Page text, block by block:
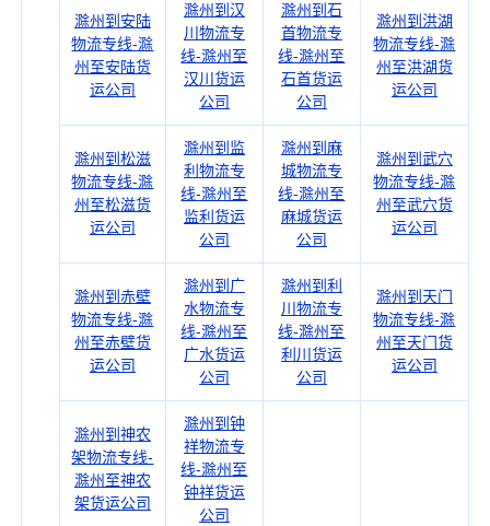
滁州到安陆
物流专线-滁
州至安陆货
运公司
滁州到汉
川物流专
线-滁州至
汉川货运
公司
滁州到石
首物流专
线-滁州至
石首货运
公司
滁州到洪湖
物流专线-滁
州至洪湖货
运公司
滁州到松滋
物流专线-滁
州至松滋货
运公司
滁州到监
利物流专
线-滁州至
监利货运
公司
滁州到麻
城物流专
线-滁州至
麻城货运
公司
滁州到武穴
物流专线-滁
州至武穴货
运公司
滁州到赤壁
物流专线-滁
州至赤壁货
运公司
滁州到广
水物流专
线-滁州至
广水货运
公司
滁州到利
川物流专
线-滁州至
利川货运
公司
滁州到天门
物流专线-滁
州至天门货
运公司
滁州到神农
架物流专线-
滁州至神农
架货运公司
滁州到钟
祥物流专
线-滁州至
钟祥货运
公司